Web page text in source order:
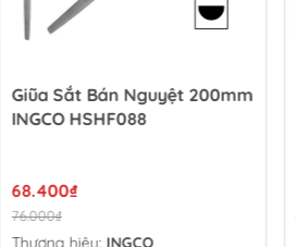
Giũa Sắt Bán Nguyệt 200mm
INGCO HSHF088
68.400₫
76.000₫